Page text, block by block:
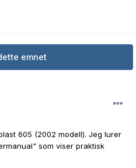
emnet
605 (2002 modell). Jeg lurer
som viser praktisk